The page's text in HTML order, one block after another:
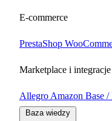
E-commerce
PrestaShop
Marketplace i integracje
Allegro Amazon Base